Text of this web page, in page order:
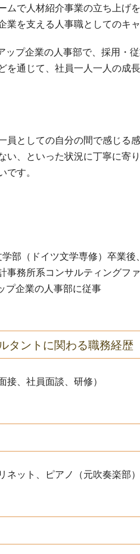
ムで人材紹介事業の立ち上げ
業を支える人事職としてのキ
ップ企業の人事部で、採用・
を通じて、社員一人一人の成
員としての自分の間で感じる
い、といった状況に丁寧に寄
です。
部（ドイツ文学専修）卒業
事務所系コンサルティングフ
プ企業の人事部に従事
タントに関わる職務経歴
接、社員面談、研修）
ネット、ピアノ（元吹奏楽部）